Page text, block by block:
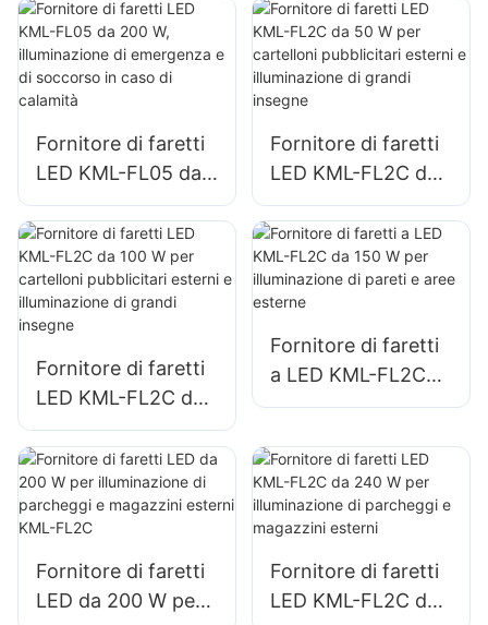
edifici e
illuminazione di
cantieri edili
W per
l'illuminazione di
parcheggi e aree di
stoccaggio
Fornitore di faretti
LED KML-FL05 da
200 W,
illuminazione di
emergenza e di
soccorso in caso di
calamità
Fornitore di faretti
LED KML-FL2C da
50 W per cartelloni
pubblicitari esterni
e illuminazione di
grandi insegne
Fornitore di faretti
LED KML-FL2C da
100 W per
cartelloni
pubblicitari esterni
e illuminazione di
Fornitore di faretti
a LED KML-FL2C
da 150 W per
pareti e aree
esterne
Fornitore di faretti
LED da 200 W per
Fornitore di faretti
LED KML-FL2C da